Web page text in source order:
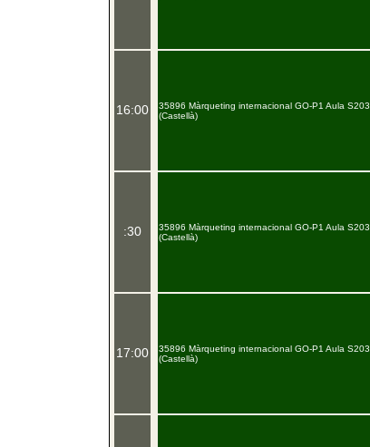
16:00
:30
17:00
35896 Màrqueting internacional GO-P1 Aula S203
(Castellà)
35896 Màrqueting internacional GO-P1 Aula S203
(Castellà)
35896 Màrqueting internacional GO-P1 Aula S203
(Castellà)